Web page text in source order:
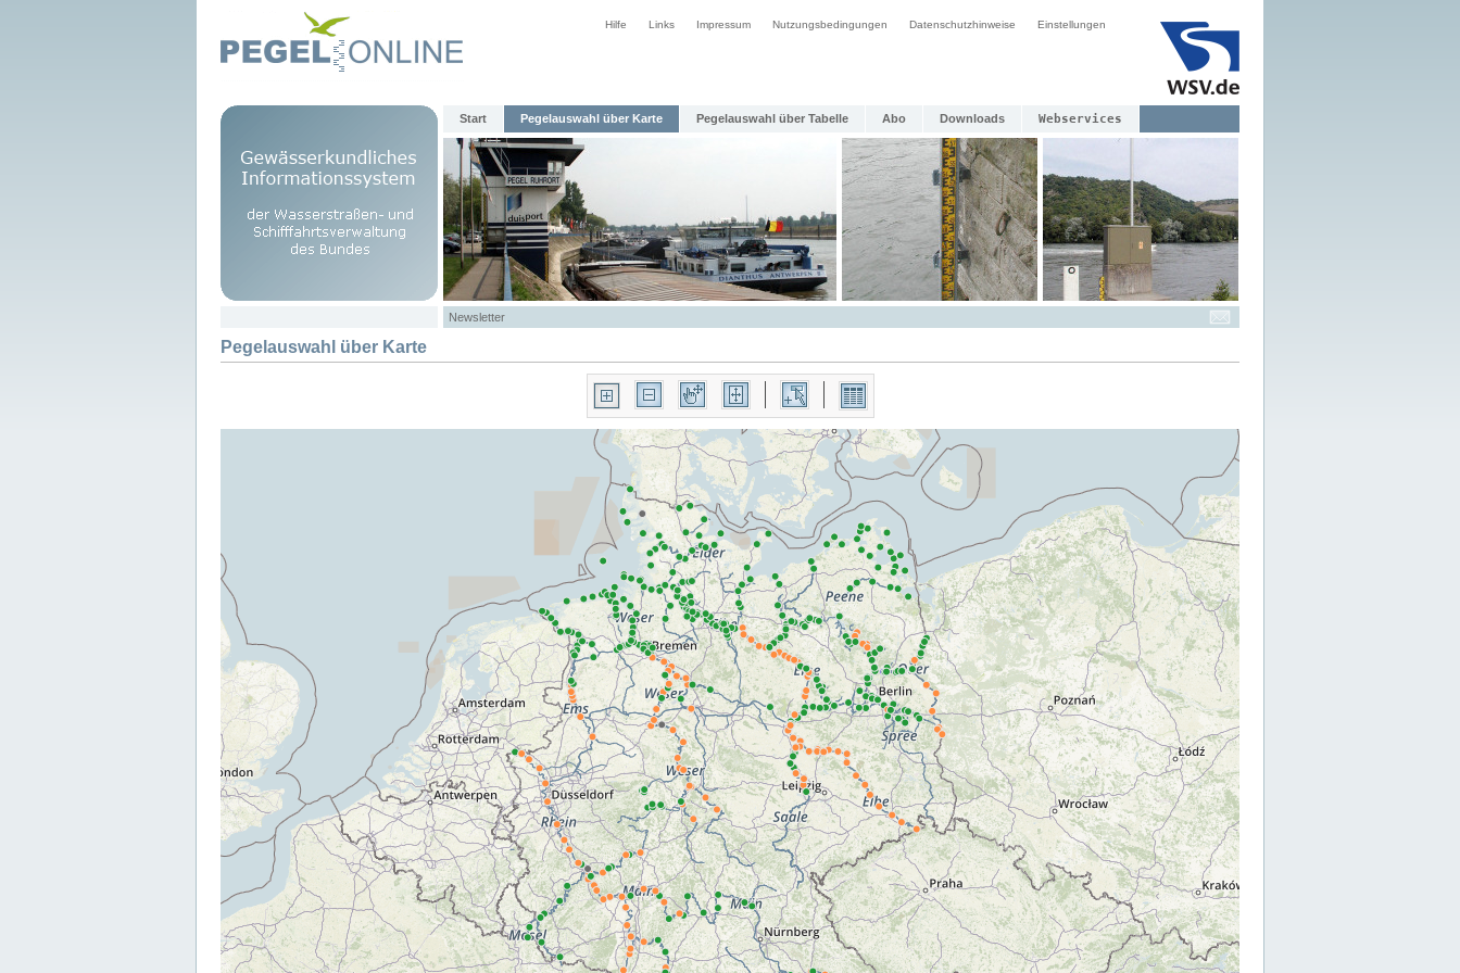
Hilfe Links Impressum Nutzungsbedingungen Datenschutzhinweise Einstellungen
Start Pegelauswahl über Karte Pegelauswahl über Tabelle Abo Downloads Webservices
Newsletter
Pegelauswahl über Karte